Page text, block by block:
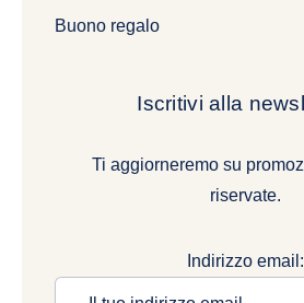
Buono regalo
Iscritivi alla
Ti aggiorneremo su
riservate.
Indirizzo email: